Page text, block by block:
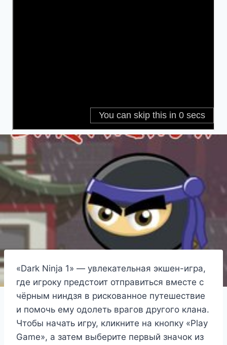
«Dark Ninja 1» — увлекательная экшен-игра,
где игроку предстоит отправиться вместе с
чёрным ниндзя в рискованное путешествие
и помочь ему одолеть врагов другого клана.
Чтобы начать игру, кликните на кнопку «Play
Game», а затем выберите первый значок из